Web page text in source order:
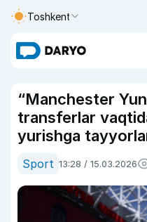
Toshkent
“Manchester
transferlar
yurishga
Sport 13:28 / 15.03.2026